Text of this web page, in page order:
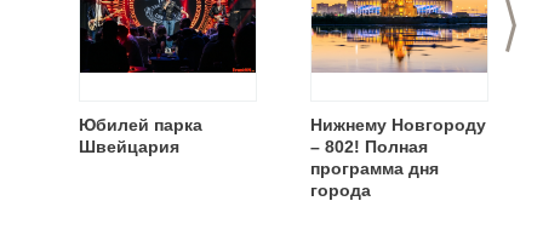
>
Юбилей парка
Швейцария
Нижнему Новгороду
– 802! Полная
программа дня
города